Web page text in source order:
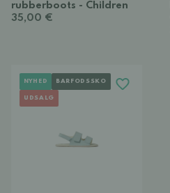
rubberboots - Children
35,00 €
NYHED BARFODSSKO
UDSALG